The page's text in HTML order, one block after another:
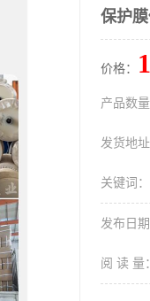
保护
价格：
产品数量
发货地址
关键词：
发布日期
阅 读 量：